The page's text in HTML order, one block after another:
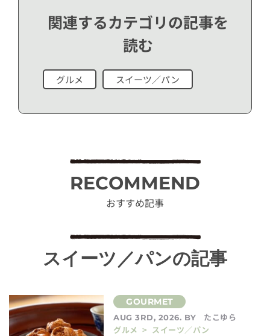
関連するカテゴリの記事を
読む
グルメ スイーツ／パン
RECOMMEND
おすすめ記事
スイーツ／パンの記事
AUG 3RD, 2026. BY
たこゆら
グルメ > スイーツ／パン